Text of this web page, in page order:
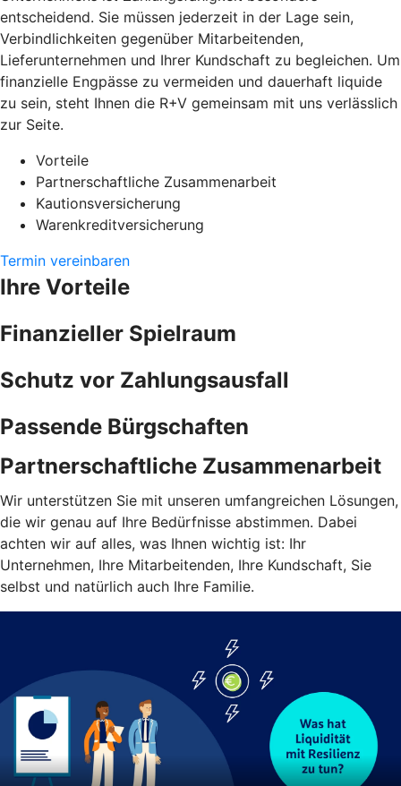
entscheidend. Sie müssen jederzeit in der Lage sein,
Verbindlichkeiten gegenüber Mitarbeitenden,
Lieferunternehmen und Ihrer Kundschaft zu begleichen. Um
finanzielle Engpässe zu vermeiden und dauerhaft liquide
zu sein, steht Ihnen die R+V gemeinsam mit uns verlässlich
zur Seite.
Vorteile
Partnerschaftliche Zusammenarbeit
Kautionsversicherung
Warenkreditversicherung
Termin vereinbaren
Ihre Vorteile
Finanzieller Spielraum
Schutz vor Zahlungsausfall
Passende Bürgschaften
Partnerschaftliche Zusammenarbeit
Wir unterstützen Sie mit unseren umfangreichen Lösungen,
die wir genau auf Ihre Bedürfnisse abstimmen. Dabei
achten wir auf alles, was Ihnen wichtig ist: Ihr
Unternehmen, Ihre Mitarbeitenden, Ihre Kundschaft, Sie
selbst und natürlich auch Ihre Familie.